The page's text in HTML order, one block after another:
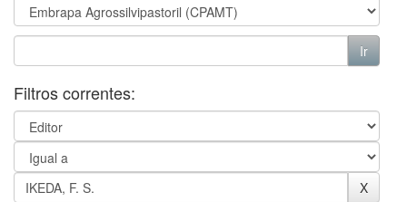
Filtros correntes: